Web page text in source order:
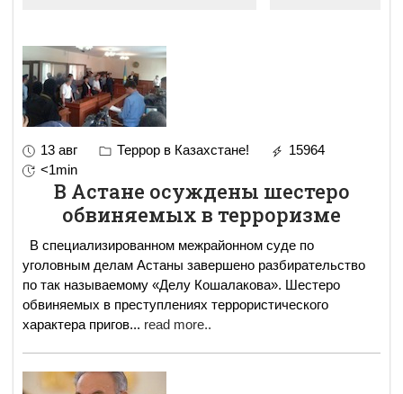
13 авг Террор в Казахстане!
15964
<1min
В Астане осуждены шестеро
обвиняемых в терроризме
В специализированном межрайонном суде по
уголовным делам Астаны завершено разбирательство
по так называемому «Делу Кошалакова». Шестеро
обвиняемых в преступлениях террористического
характера пригов... read more..